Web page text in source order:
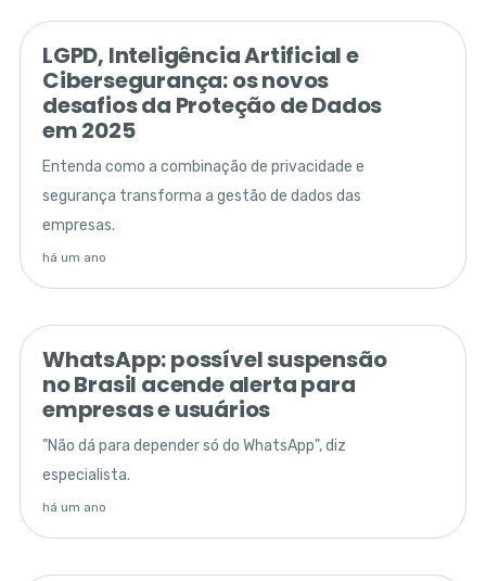
LGPD, Inteligência Artificial e
Cibersegurança: os novos
desafios da Proteção de Dados
em 2025
Entenda como a combinação de privacidade e
segurança transforma a gestão de dados das
empresas.
há um ano
WhatsApp: possível suspensão
no Brasil acende alerta para
empresas e usuários
"Não dá para depender só do WhatsApp", diz
especialista.
há um ano